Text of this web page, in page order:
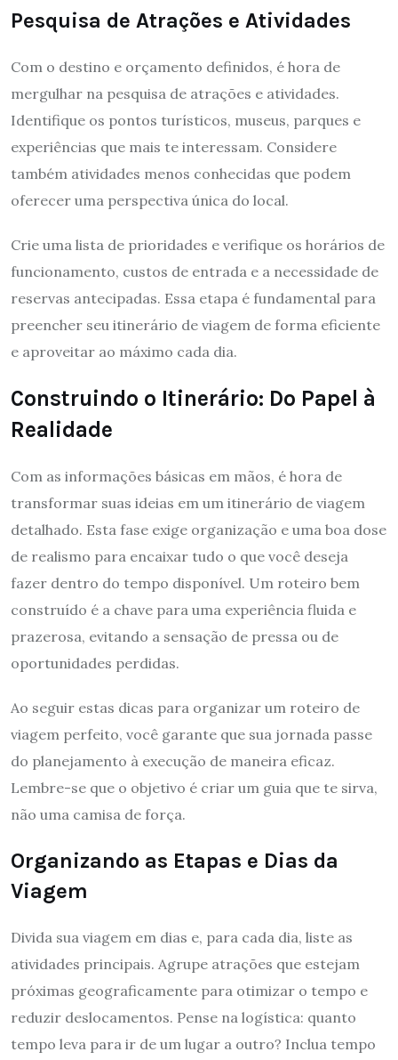
Pesquisa de Atrações e Atividades
Com o destino e orçamento definidos, é hora de
mergulhar na pesquisa de atrações e atividades.
Identifique os pontos turísticos, museus, parques e
experiências que mais te interessam. Considere
também atividades menos conhecidas que podem
oferecer uma perspectiva única do local.
Crie uma lista de prioridades e verifique os horários de
funcionamento, custos de entrada e a necessidade de
reservas antecipadas. Essa etapa é fundamental para
preencher seu itinerário de viagem de forma eficiente
e aproveitar ao máximo cada dia.
Construindo o Itinerário: Do Papel à
Realidade
Com as informações básicas em mãos, é hora de
transformar suas ideias em um itinerário de viagem
detalhado. Esta fase exige organização e uma boa dose
de realismo para encaixar tudo o que você deseja
fazer dentro do tempo disponível. Um roteiro bem
construído é a chave para uma experiência fluida e
prazerosa, evitando a sensação de pressa ou de
oportunidades perdidas.
Ao seguir estas dicas para organizar um roteiro de
viagem perfeito, você garante que sua jornada passe
do planejamento à execução de maneira eficaz.
Lembre-se que o objetivo é criar um guia que te sirva,
não uma camisa de força.
Organizando as Etapas e Dias da
Viagem
Divida sua viagem em dias e, para cada dia, liste as
atividades principais. Agrupe atrações que estejam
próximas geograficamente para otimizar o tempo e
reduzir deslocamentos. Pense na logística: quanto
tempo leva para ir de um lugar a outro? Inclua tempo